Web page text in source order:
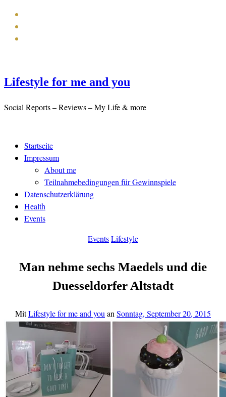
Lifestyle for me and you
Social Reports – Reviews – My Life & more
Startseite
Impressum
About me
Teilnahmebedingungen für Gewinnspiele
Datenschutzerklärung
Health
Events
EventsLifestyle
Man nehme sechs Maedels und die
Duesseldorfer Altstadt
MitLifestyle for me and you an Sonntag, September 20, 2015